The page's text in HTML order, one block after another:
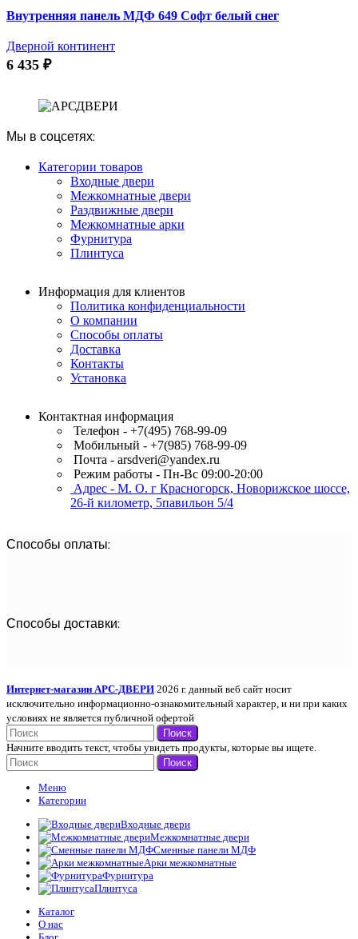
Внутренняя панель МДФ 649 Софт белый снег
Дверной континент
6 435 ₽
Мы в соцсетях:
Категории товаров
Входные двери
Межкомнатные двери
Раздвижные двери
Межкомнатные арки
Фурнитура
Плинтуса
Информация для клиентов
Политика конфиденциальности
О компании
Способы оплаты
Доставка
Контакты
Установка
Контактная информация
Телефон - +7(495) 768-99-09
Мобильный - +7(985) 768-99-09
Почта - arsdveri@yandex.ru
Режим работы - Пн-Вс 09:00-20:00
Адрес - М. О. г Красногорск, Новорижское шоссе,
26-й километр, 5павильон 5/4
Способы оплаты:
Способы доставки:
Интернет-магазин АРС-ДВЕРИ 2026 г. данный веб сайт носит
исключительно информационно-ознакомительный характер, и ни при каких
условиях не является публичной офертой
Поиск
Начните вводить текст, чтобы увидеть продукты, которые вы ищете.
Поиск
Меню
Категории
Входные двери
Межкомнатные двери
Сменные панели МДФ
Арки межкомнатные
Фурнитура
Плинтуса
Каталог
О нас